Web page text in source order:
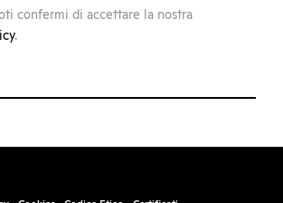
confermi di accettare la nostra
.